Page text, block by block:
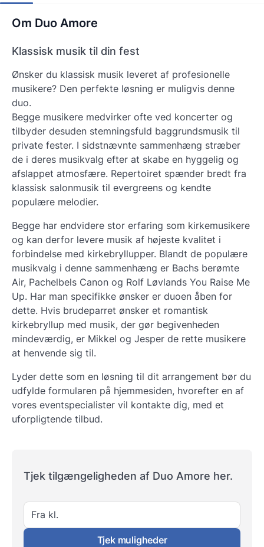
Om Duo Amore
Klassisk musik til din fest
Ønsker du klassisk musik leveret af profesionelle
musikere? Den perfekte løsning er muligvis denne
duo.
Begge musikere medvirker ofte ved koncerter og
tilbyder desuden stemningsfuld baggrundsmusik til
private fester. I sidstnævnte sammenhæng stræber
de i deres musikvalg efter at skabe en hyggelig og
afslappet atmosfære. Repertoiret spænder bredt fra
klassisk salonmusik til evergreens og kendte
populære melodier.
Begge har endvidere stor erfaring som kirkemusikere
og kan derfor levere musik af højeste kvalitet i
forbindelse med kirkebryllupper. Blandt de populære
musikvalg i denne sammenhæng er Bachs berømte
Air, Pachelbels Canon og Rolf Løvlands You Raise Me
Up. Har man specifikke ønsker er duoen åben for
dette. Hvis brudeparret ønsker et romantisk
kirkebryllup med musik, der gør begivenheden
mindeværdig, er Mikkel og Jesper de rette musikere
at henvende sig til.
Lyder dette som en løsning til dit arrangement bør du
udfylde formularen på hjemmesiden, hvorefter en af
vores eventspecialister vil kontakte dig, med et
uforpligtende tilbud.
Tjek tilgængeligheden af Duo Amore her.
Fra kl.
Tjek muligheder